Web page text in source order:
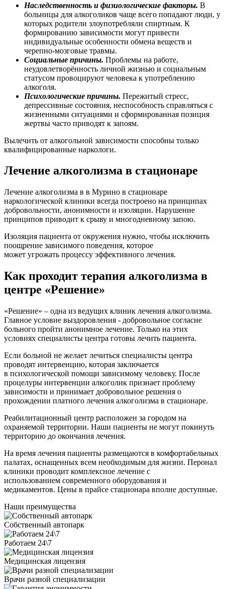
Наследственность и физиологические факторы. В
больницы для алкоголиков чаще всего попадают люди, у
которых родители злоупотребляли спиртным. К
формированию зависимости могут привести
индивидуальные особенности обмена веществ и
черепно-мозговые травмы.
Социальные причины. Проблемы на работе,
неудовлетворённость личной жизнью и социальным
статусом провоцируют человека к употреблению
алкоголя.
Психологические причины. Пережитый стресс,
депрессивные состояния, неспособность справляться с
жизненными ситуациями и сформированная позиция
жертвы часто приводят к запоям.
Вылечить от алкогольной зависимости способны только
квалифицированные наркологи.
Лечение алкоголизма в стационаре
Лечение алкоголизма в в Мурино в стационаре
наркологической клиники всегда построено на принципах
добровольности, анонимности и изоляции. Нарушение
принципов приводит к срыву и многодневному запою.
Изоляция пациента от окружения нужно, чтобы исключить
поощрение зависимого поведения, которое
может угрожать процессу эффективного лечения.
Как проходит терапия алкоголизма в
центре «Решение»
«Решение» – одна из ведущих клиник лечения алкоголизма.
Главное условие выздоровления - добровольное согласие
больного пройти анонимное лечение. Только на этих
условиях специалисты центра готовы лечить пациента.
Если больной не желает лечиться специалисты центра
проводят интервенцию, которая заключается
в психологической помощи зависимому человеку. После
процелуры интервенции алкоголик признает проблему
зависимости и принимает добровольное решения о
прохождении платного лечения алкоголизма в стационаре.
Реабилитационный центр расположен за городом на
охраняемой территории. Наши пациенты не могут покинуть
территорию до окончания лечения.
На время лечения пациенты размещаются в комфортабельных
палатах, оснащенных всем необходимым для жизни. Перонал
клиники проводит комплексное лечение с
использованием современного оборудования и
медикаментов. Цены в прайсе стационара вполне доступные.
Наши преимущества
Собственный автопарк
Работаем 24\7
Медицинская лицензия
Врачи разной специализации